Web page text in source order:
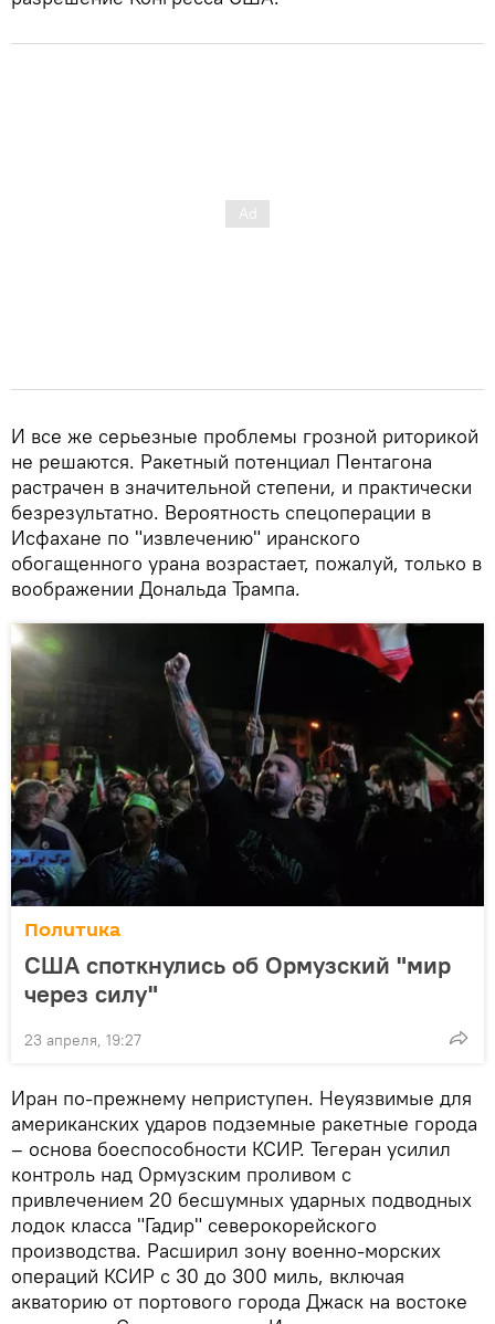
И все же серьезные проблемы грозной риторикой
не решаются. Ракетный потенциал Пентагона
растрачен в значительной степени, и практически
безрезультатно. Вероятность спецоперации в
Исфахане по "извлечению" иранского
обогащенного урана возрастает, пожалуй, только в
воображении Дональда Трампа.
Политика
США споткнулись об Ормузский "мир
через силу"
23 апреля, 19:27
Иран по-прежнему неприступен. Неуязвимые для
американских ударов подземные ракетные города
– основа боеспособности КСИР. Тегеран усилил
контроль над Ормузским проливом с
привлечением 20 бесшумных ударных подводных
лодок класса "Гадир" северокорейского
производства. Расширил зону военно-морских
операций КСИР с 30 до 300 миль, включая
акваторию от портового города Джаск на востоке